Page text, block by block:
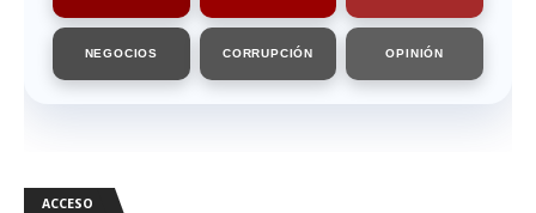
NEGOCIOS CORRUPCIÓN OPINIÓN
ACCESO